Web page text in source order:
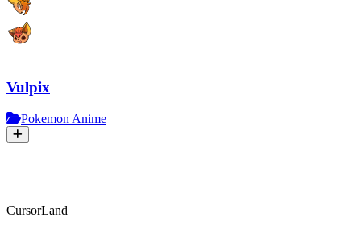
Vulpix
Pokemon Anime
CursorLand